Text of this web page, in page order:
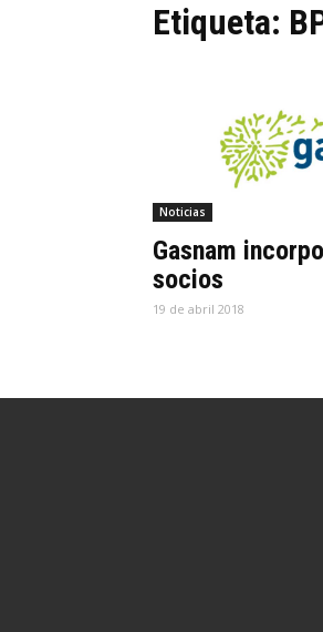
Etiqueta:
Noticias
Gasnam
socios
19 de abril 2018